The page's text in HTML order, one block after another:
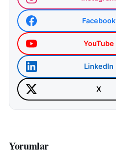
Facebook
YouTube
LinkedIn
X
Yorumlar